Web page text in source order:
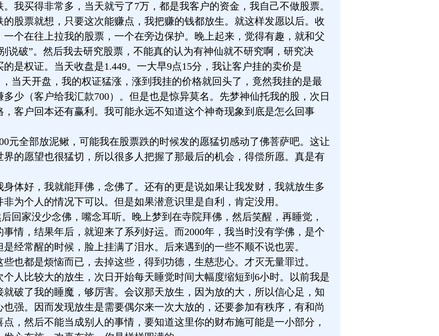
买得非常多，当天就亏了7万，都是我客户的资金，我自己不做股票。
股票就想，只要这次能赚点，我把赚的钱都放生。就这样发愿以后。收
个在往上拉我的股票，一个在旁边保护。晚上起来，觉得有趣，就和父
说破”。然后我去研究股票，不能真的认为有神仙就不研究啊，研究决
是权证。当天收盘是1.449。一大早9点15分，我让客户挂的卖价是
，当天开盘，我的权证猛涨，涨到我挂的价格就回头了，竟然我挂的是最
少（客户给我汇款700）。但是也是惊异莫名。先梦神仙托我的股，次日
客户回本还有赢利。我可能永远不知道这个神奇现象到底是怎么回事
全部放泥鳅，可能我在股票跌的时候发的愿猛切感动了佛菩萨吧。这让
的愿望也很猛切，所以很多人把握了那最后的机会，得偿所愿。真是有
好，我就能拜佛，念佛了。还有的更是说如果让我发财，我就放生多
为个人的情况下可以。但是如果潜意识里是自利，肯定没用。
家没少念佛，嘴念耳听。晚上梦到在寺院拜佛，然后笑醒，再睡觉，
情，结果年后，就迎来了系列好运。而2000年，我当时没有学佛，是个
经常醒的时候，脸上挂满了泪水。后来遇到的一些不顺不说也罢。
都是烦恼而已，去掉这些，得到功德，生慈悲心。才灭无量罪过。
比较大的放生，次日开始每天睡觉时间大幅度缩短到6小时。以前我是
破了我的睡魔，够厉害。会议那天放生，因为放的大，所以信心足，知
强。因而发现放生是需要偶尔来一次大放的，还要参加有秩序，有和尚
，然后不能当成别人的事情，要知道这里你的财布施可能是一小部分，